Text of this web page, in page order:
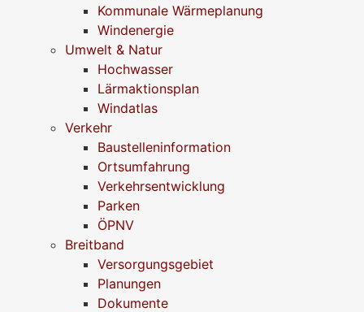
Kommunale Wärmeplanung
Windenergie
Umwelt & Natur
Hochwasser
Lärmaktionsplan
Windatlas
Verkehr
Baustelleninformation
Ortsumfahrung
Verkehrsentwicklung
Parken
ÖPNV
Breitband
Versorgungsgebiet
Planungen
Dokumente